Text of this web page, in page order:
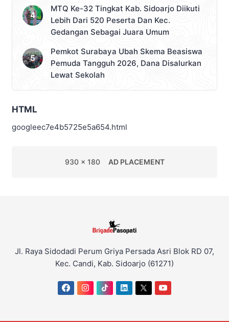
MTQ Ke-32 Tingkat Kab. Sidoarjo Diikuti
Lebih Dari 520 Peserta Dan Kec.
Gedangan Sebagai Juara Umum
Pemkot Surabaya Ubah Skema Beasiswa
Pemuda Tangguh 2026, Dana Disalurkan
Lewat Sekolah
HTML
googleec7e4b5725e5a654.html
930 x 180 AD PLACEMENT
Jl. Raya Sidodadi Perum Griya Persada Asri Blok RD 07,
Kec. Candi, Kab. Sidoarjo (61271)